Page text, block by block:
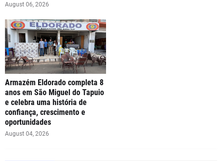
August 06, 2026
Armazém Eldorado completa 8
anos em São Miguel do Tapuio
e celebra uma história de
confiança, crescimento e
oportunidades
August 04, 2026